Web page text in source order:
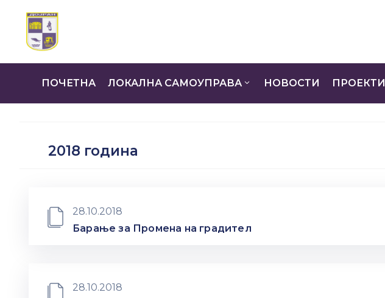
ПОЧЕТНА ЛОКАЛНА САМОУПРАВА НОВОСТИ ПРОЕКТИ
2018 година
28.10.2018
Барање за Промена на градител
28.10.2018